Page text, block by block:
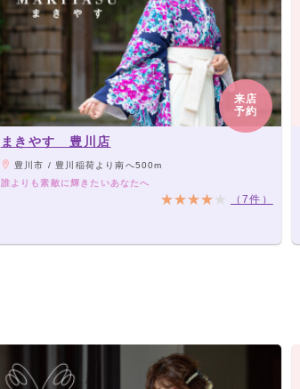
来店
予約
まきやす 豊川店
豊川市 / 豊川稲荷より南へ500m
誰よりも素敵に輝きたいあなたへ
（7件）